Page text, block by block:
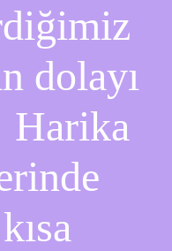
dolayı
Harika